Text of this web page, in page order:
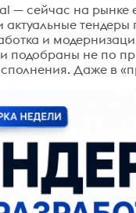
— сейчас на рынке
и
подобраны не по
Даже в